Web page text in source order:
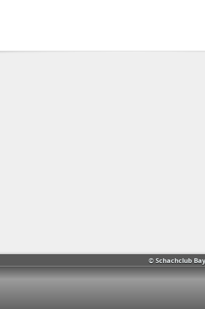
© Schachclub